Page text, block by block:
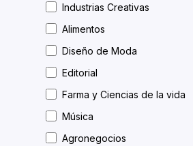
Industrias Creativas
Alimentos
Diseño de Moda
Editorial
Farma y Ciencias de la vida
Música
Agronegocios